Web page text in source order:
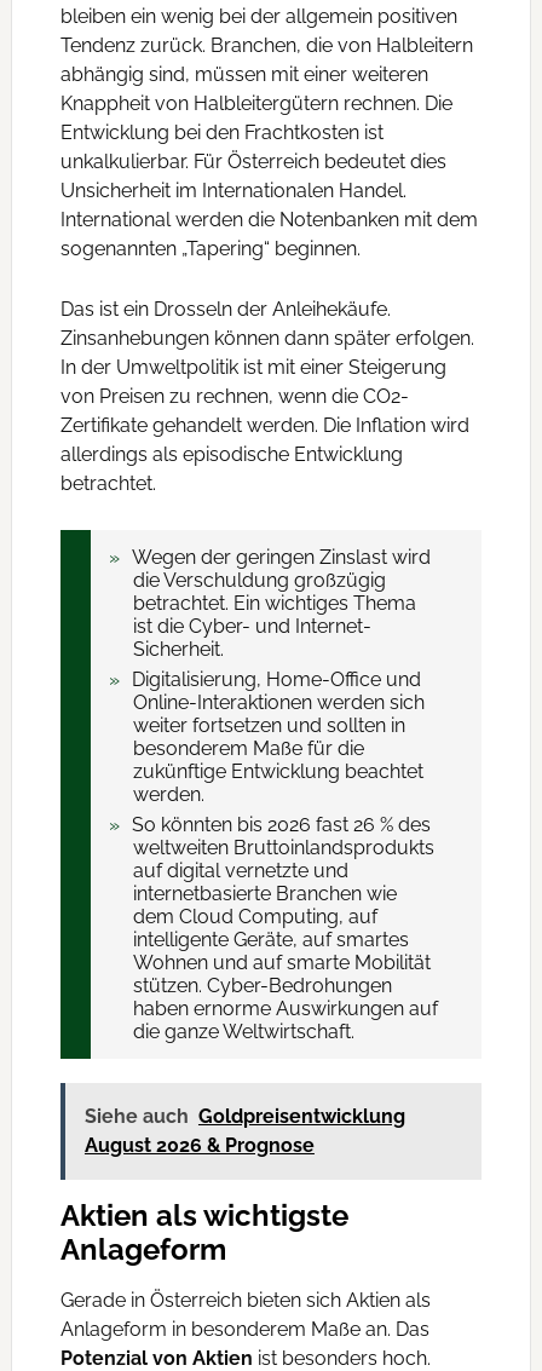
bleiben ein wenig bei der allgemein positiven
Tendenz zurück. Branchen, die von Halbleitern
abhängig sind, müssen mit einer weiteren
Knappheit von Halbleitergütern rechnen. Die
Entwicklung bei den Frachtkosten ist
unkalkulierbar. Für Österreich bedeutet dies
Unsicherheit im Internationalen Handel.
International werden die Notenbanken mit dem
sogenannten „Tapering“ beginnen.
Das ist ein Drosseln der Anleihekäufe.
Zinsanhebungen können dann später erfolgen.
In der Umweltpolitik ist mit einer Steigerung
von Preisen zu rechnen, wenn die CO2-
Zertifikate gehandelt werden. Die Inflation wird
allerdings als episodische Entwicklung
betrachtet.
Wegen der geringen Zinslast wird
die Verschuldung großzügig
betrachtet. Ein wichtiges Thema
ist die Cyber- und Internet-
Sicherheit.
Digitalisierung, Home-Office und
Online-Interaktionen werden sich
weiter fortsetzen und sollten in
besonderem Maße für die
zukünftige Entwicklung beachtet
werden.
So könnten bis 2026 fast 26 % des
weltweiten Bruttoinlandsprodukts
auf digital vernetzte und
internetbasierte Branchen wie
dem Cloud Computing, auf
intelligente Geräte, auf smartes
Wohnen und auf smarte Mobilität
stützen. Cyber-Bedrohungen
haben ernorme Auswirkungen auf
die ganze Weltwirtschaft.
Siehe auch Goldpreisentwicklung
August 2026 & Prognose
Aktien als wichtigste
Anlageform
Gerade in Österreich bieten sich Aktien als
Anlageform in besonderem Maße an. Das
Potenzial von Aktien ist besonders hoch.